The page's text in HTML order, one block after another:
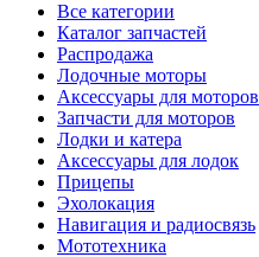
Все категории
Каталог запчастей
Распродажа
Лодочные моторы
Аксессуары для моторов
Запчасти для моторов
Лодки и катера
Аксессуары для лодок
Прицепы
Эхолокация
Навигация и радиосвязь
Мототехника